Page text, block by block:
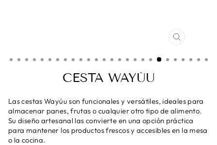
CERRAR
CESTA WAYÚU
Las cestas Wayúu son funcionales y versátiles, ideales para
almacenar panes, frutas o cualquier otro tipo de alimento.
Su diseño artesanal las convierte en una opción práctica
para mantener los productos frescos y accesibles en la mesa
o la cocina.